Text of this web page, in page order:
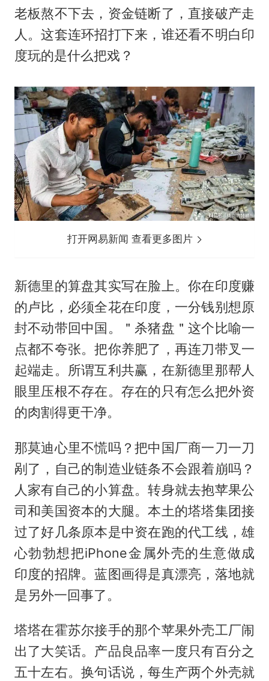
老板熬不下去，资金链断了，直接破产走
人。这套连环招打下来，谁还看不明白印
度玩的是什么把戏？
打开网易新闻 查看更多图片
新德里的算盘其实写在脸上。你在印度赚
的卢比，必须全花在印度，一分钱别想原
封不动带回中国。＂杀猪盘＂这个比喻一
点都不夸张。把你养肥了，再连刀带叉一
起端走。所谓互利共赢，在新德里那帮人
眼里压根不存在。存在的只有怎么把外资
的肉割得更干净。
那莫迪心里不慌吗？把中国厂商一刀一刀
剐了，自己的制造业链条不会跟着崩吗？
人家有自己的小算盘。转身就去抱苹果公
司和美国资本的大腿。本土的塔塔集团接
过了好几条原本是中资在跑的代工线，雄
心勃勃想把iPhone金属外壳的生意做成
印度的招牌。蓝图画得是真漂亮，落地就
是另外一回事了。
塔塔在霍苏尔接手的那个苹果外壳工厂闹
出了大笑话。产品良品率一度只有百分之
五十左右。换句话说，每生产两个外壳就